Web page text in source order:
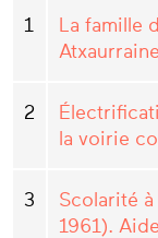
1
La famille
2
la voirie
3
Scolarité à
1961).